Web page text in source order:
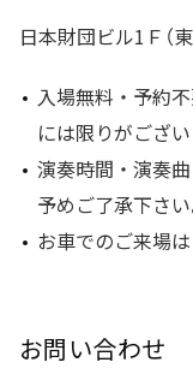
日本財団ビル1Ｆ（
入場無料・予約
には限りがござい
演奏時間・演奏
予めご了承下さい
お車でのご来場は
お問い合わせ